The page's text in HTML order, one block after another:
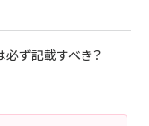
ず記載すべき？